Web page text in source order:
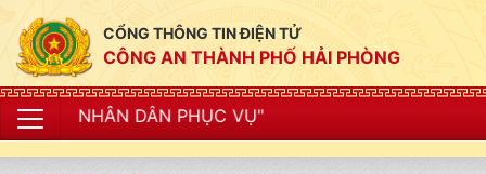
CỔNG THÔNG TIN ĐIỆN TỬ
CÔNG AN THÀNH PHỐ HẢI PHÒNG
PHỤC VỤ"